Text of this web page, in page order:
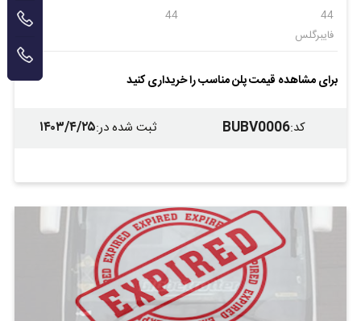
44
44
فایبرگلس
برای مشاهده قیمت پلن مناسب را خریداری کنید
کد:
BUBV0006 ثبت شده در:۱۴۰۳/۴/۲۵